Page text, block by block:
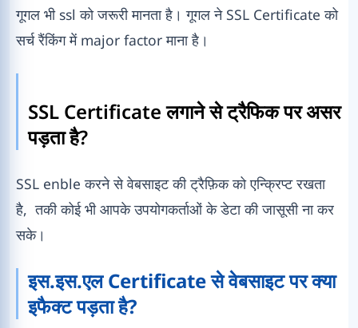
गूगल भी ssl को जरूरी मानता है। गूगल ने SSL Certificate को
सर्च रैंकिंग में major factor माना है।
SSL Certificate लगाने से ट्रैफिक पर असर
पड़ता है?
SSL enble करने से वेबसाइट की ट्रैफ़िक को एन्क्रिप्ट रखता
है, तकी कोई भी आपके उपयोगकर्ताओं के डेटा की जासूसी ना कर
सके।
इस.इस.एल Certificate से वेबसाइट पर क्या
इफैक्ट पड़ता है?